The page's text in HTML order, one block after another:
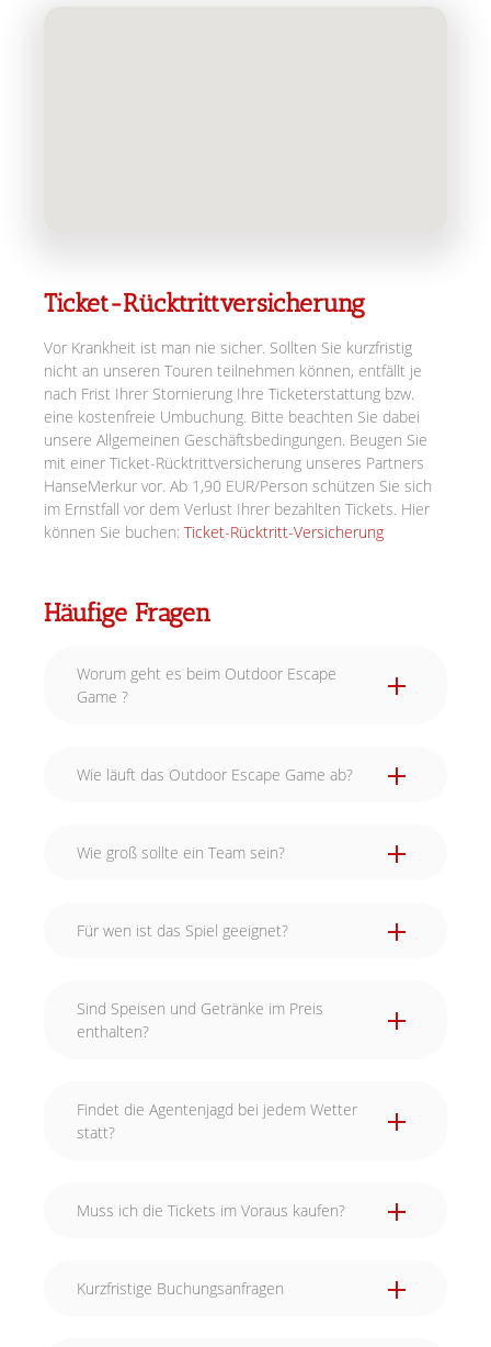
Ticket-Rücktrittversicherung
Vor Krankheit ist man nie sicher. Sollten Sie kurzfristig
nicht an unseren Touren teilnehmen können, entfällt je
nach Frist Ihrer Stornierung Ihre Ticketerstattung bzw.
eine kostenfreie Umbuchung. Bitte beachten Sie dabei
unsere Allgemeinen Geschäftsbedingungen. Beugen Sie
mit einer Ticket-Rücktrittversicherung unseres Partners
HanseMerkur vor. Ab 1,90 EUR/Person schützen Sie sich
im Ernstfall vor dem Verlust Ihrer bezahlten Tickets. Hier
können Sie buchen: Ticket-Rücktritt-Versicherung
Häufige Fragen
Worum geht es beim Outdoor Escape
Game ?
Wie läuft das Outdoor Escape Game ab?
Wie groß sollte ein Team sein?
Für wen ist das Spiel geeignet?
Sind Speisen und Getränke im Preis
enthalten?
Findet die Agentenjagd bei jedem Wetter
statt?
Muss ich die Tickets im Voraus kaufen?
Kurzfristige Buchungsanfragen